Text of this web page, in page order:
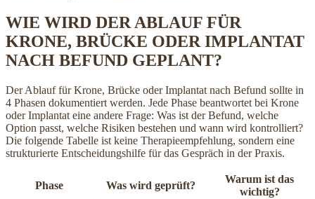
WIE WIRD DER ABLAUF FÜR
KRONE, BRÜCKE ODER IMPLANTAT
NACH BEFUND GEPLANT?
Der Ablauf für Krone, Brücke oder Implantat nach Befund sollte in
4 Phasen dokumentiert werden. Jede Phase beantwortet bei Krone
oder Implantat eine andere Frage: Was ist der Befund, welche
Option passt, welche Risiken bestehen und wann wird kontrolliert?
Die folgende Tabelle ist keine Therapieempfehlung, sondern eine
strukturierte Entscheidungshilfe für das Gespräch in der Praxis.
Phase Was wird geprüft?
Warum ist das
wichtig?